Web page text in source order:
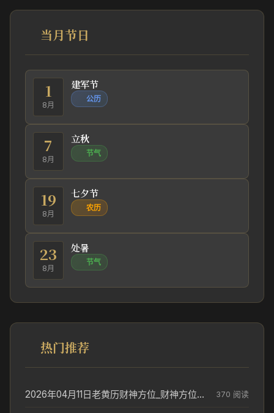
当月节日
1
8月
建军节
公历
7
8月
立秋
节气
19
8月
七夕节
农历
23
8月
处暑
节气
热门推荐
2026年04月11日老黄历财神方位_财神方位与供奉讲究 370 阅读